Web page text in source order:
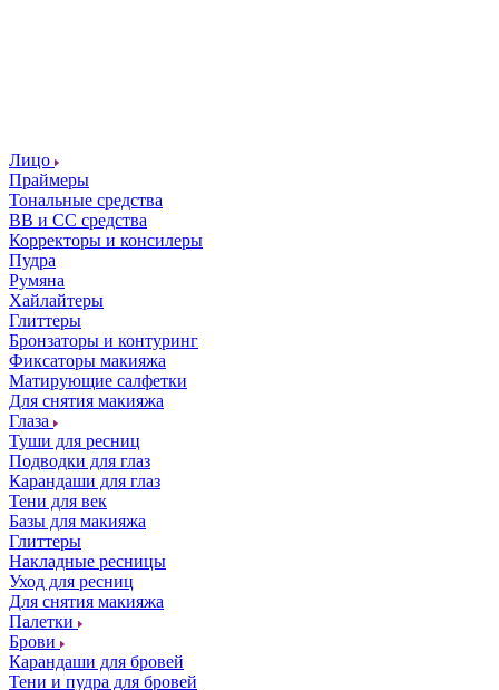
Лицо
Праймеры
Тональные средства
ВВ и СС средства
Корректоры и консилеры
Пудра
Румяна
Хайлайтеры
Глиттеры
Бронзаторы и контуринг
Фиксаторы макияжа
Матирующие салфетки
Для снятия макияжа
Глаза
Туши для ресниц
Подводки для глаз
Карандаши для глаз
Тени для век
Базы для макияжа
Глиттеры
Накладные ресницы
Уход для ресниц
Для снятия макияжа
Палетки
Брови
Карандаши для бровей
Тени и пудра для бровей